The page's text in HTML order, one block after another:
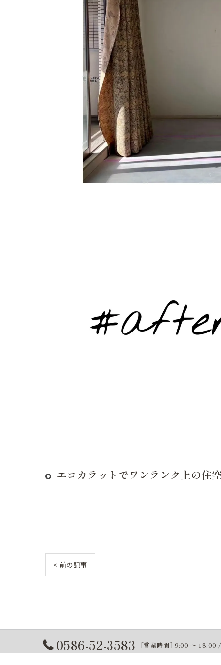
エコカラットでワンランク上の住
< 前の記事
0586-52-3583 [営業時間] 9:00 〜 18:00